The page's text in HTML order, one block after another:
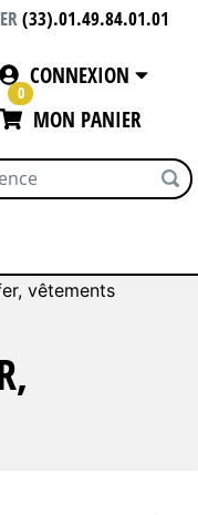
(33).01.49.84.01.01
CONNEXION
0
MON PANIER
vêtements